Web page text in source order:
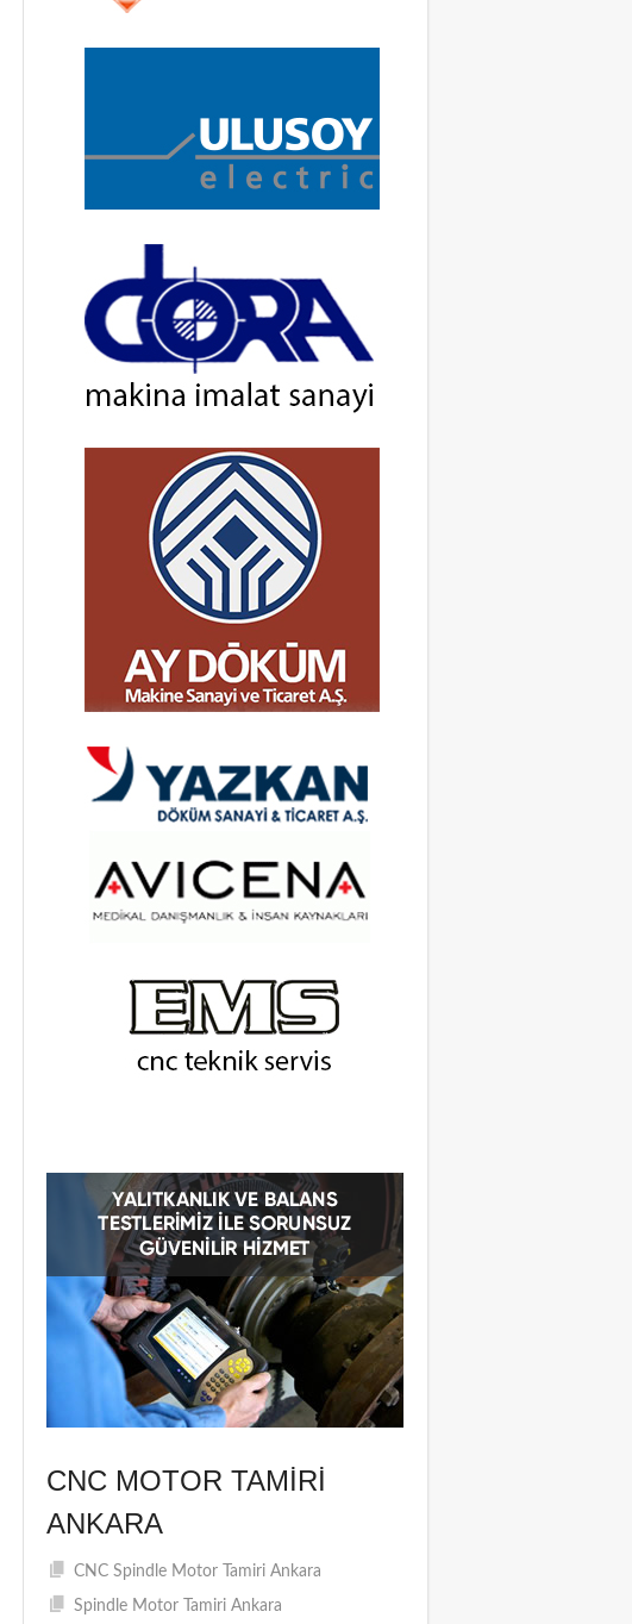
CNC MOTOR TAMIRI
ANKARA
CNC Spindle Motor Tamiri Ankara
Spindle Motor Tamiri Ankara